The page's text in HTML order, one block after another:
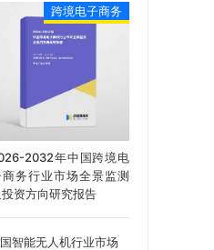
跨境电子商务
2032年中国跨境电
商务行业市场全景监测
投资方向研究报告
智能无人机行业市场